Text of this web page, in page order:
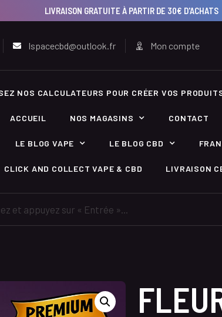
LIVRAISON GRATUITE À PARTIR DE 30€ D'ACHATS
lspacecbd@outlook.fr Mon compte
NOS CALCULATEURS POUR CRÉER VOS
ACCUEIL NOS MAGASINS CONTACT
LE BLOG VAPE LE BLOG CBD
CLICK AND COLLECT VAPE & CBD LIVRAISON